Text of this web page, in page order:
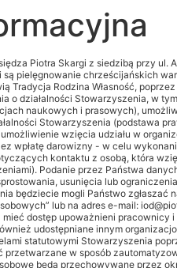
Piotra Skargi z siedzibą przy
pielęgnowanie chrześcijańskich
Rodzina Własność,
działalności Stowarzyszenia, w
naukowych i prasowych),
Stowarzyszenia (podstawa
wzięcia udziału w
darowizny - w celu
kontaktu z osobą, która
Podanie przez Państwa
usunięcia lub
będziecie mogli Państwo zgłaszać
lub na adres e-mail:
dostęp upoważnieni pracownicy
udostępniane innym
statutowymi Stowarzyszenia
w sposób
będą przechowywane przez